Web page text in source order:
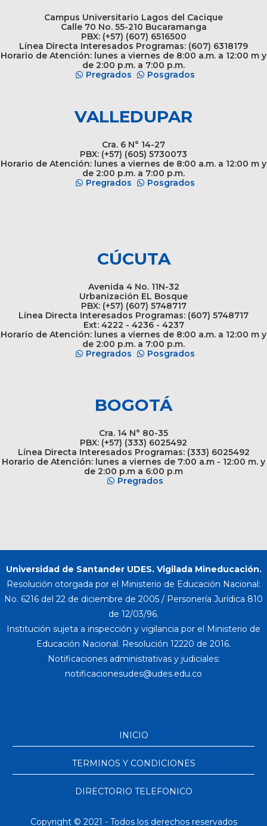
Campus Universitario Lagos del Cacique
Calle 70 No. 55-210 Bucaramanga
PBX: (+57) (607) 6516500
Línea Directa Interesados Programas: (607) 6318179
Horario de Atención: lunes a viernes de 8:00 a.m. a 12:00 m y
de 2:00 p.m. a 7:00 p.m.
Pregrados
Posgrados
VALLEDUPAR
Cra. 6 N° 14-27
PBX: (+57) (605) 5730073
Horario de Atención: lunes a viernes de 8:00 a.m. a 12:00 m y
de 2:00 p.m. a 7:00 p.m.
Pregrados
Posgrados
CÚCUTA
Avenida 4 No. 11N-32
Urbanización EL Bosque
PBX: (+57) (607) 5748717
Línea Directa Interesados Programas: (607) 5748717
Ext: 4222 - 4236 - 4237
Horario de Atención: lunes a viernes de 8:00 a.m. a 12:00 m y
de 2:00 p.m. a 7:00 p.m.
Pregrados
Posgrados
BOGOTÁ
Cra. 14 N° 80-35
PBX: (+57) (333) 6025492
Línea Directa Interesados Programas: (333) 6025492
Horario de Atención: lunes a viernes de 7:00 a.m - 12:00 m. y
de 2:00 p.m a 6:00 p.m
Pregrados
Universidad de Santander UDES. Vigilada Mineducación.
Resolución otorgada por el Ministerio de Educación Nacional:
No. 6216 del 22 de diciembre de 2005 / Personería Jurídica 810
de 12/03/96.
Institución sujeta a inspección y vigilancia por el Ministerio de
Educación Nacional. Resolución 12220 de 2016.
Notificaciones administrativas y judiciales:
INICIO
TERMINOS Y CONDICIONES
DIRECTORIO TELEFONICO
Copyright © 2021 - Todos los derechos reservados